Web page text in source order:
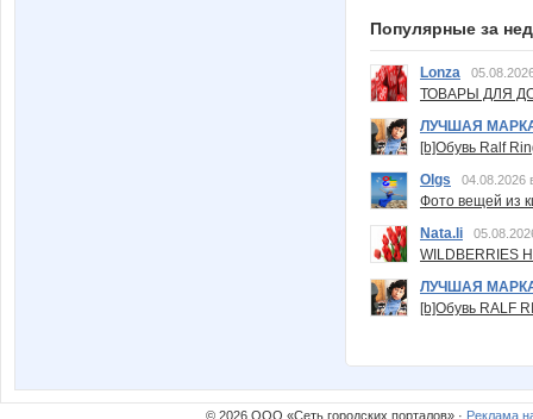
Популярные за
Lonza
ТОВАРЫ ДЛЯ
ЛУЧШАЯ
[b]Обувь Ralf
Olgs
04.08.2026
Фото вещей из
Nata.li
ЛУЧШАЯ
[b]Обувь RALF
© 2026 ООО «Сеть городских порталов» · Реклама